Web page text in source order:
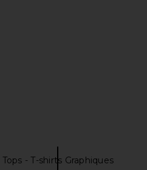
Tops - T-shirts Graphiques